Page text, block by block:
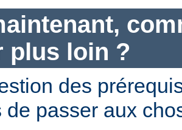
plus loin ?
des
de passer aux